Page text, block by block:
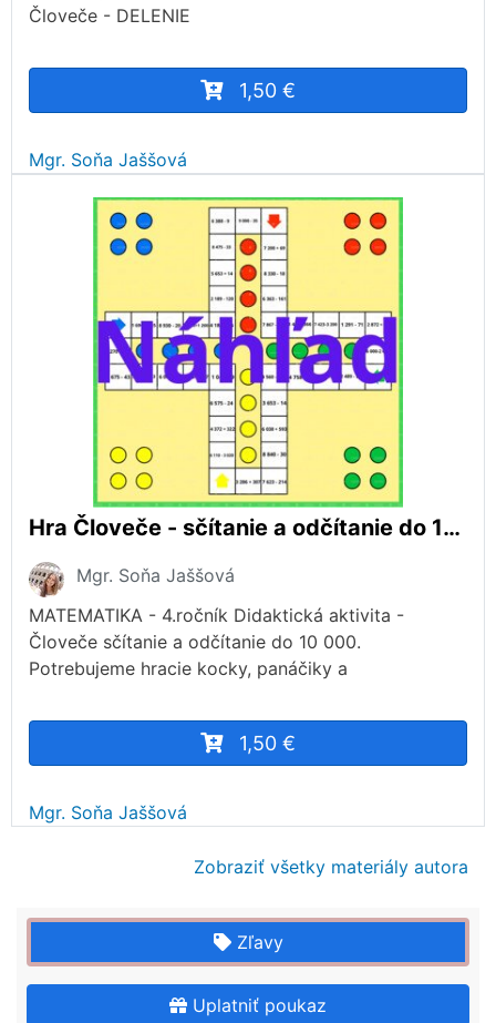
Človeče - DELENIE
1,50 €
Mgr. Soňa Jaššová
Hra Človeče - sčítanie a odčítanie do 10 000.
Mgr. Soňa Jaššová
MATEMATIKA - 4.ročník Didaktická aktivita -
Človeče sčítanie a odčítanie do 10 000.
Potrebujeme hracie kocky, panáčiky a
1,50 €
Mgr. Soňa Jaššová
Zobraziť všetky materiály autora
Zľavy
Uplatniť poukaz